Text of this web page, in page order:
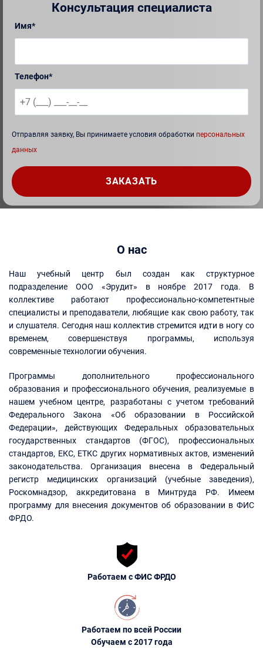
Консультация специалиста
Имя*
Телефон*
Отправляя заявку, Вы принимаете условия обработки персональных
данных
О нас
Наш учебный центр был создан как структурное
подразделение ООО «Эрудит» в ноябре 2017 года. В
коллективе работают профессионально-компетентные
специалисты и преподаватели, любящие как свою работу, так
и слушателя. Сегодня наш коллектив стремится идти в ногу со
временем, совершенствуя программы, используя
современные технологии обучения.
Программы дополнительного профессионального
образования и профессионального обучения, реализуемые в
нашем учебном центре, разработаны с учетом требований
Федерального Закона «Об образовании в Российской
Федерации», действующих Федеральных образовательных
государственных стандартов (ФГОС), профессиональных
стандартов, ЕКС, ЕТКС других нормативных актов, изменений
законодательства. Организация внесена в Федеральный
регистр медицинских организаций (учебные заведения),
Роскомнадзор, аккредитована в Минтруда РФ. Имеем
программу для внесения документов об образовании в ФИС
ФРДО.
Работаем с ФИС ФРДО
Работаем по всей России
Обучаем с 2017 года